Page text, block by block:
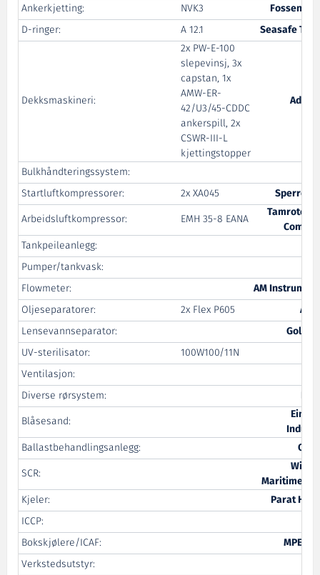
Ankerkjetting:
NVK3
Fossen
D-ringer:
A 12.1 Seasafe
Dekksmaskineri:
2x PW-E-100
slepevinsj, 3x
capstan, 1x
AMW-ER-
42/U3/45-CDDC
ankerspill, 2x
CSWR-III-L
kjettingstopper
Adria
Bulkhåndteringssystem:
Startluftkompressorer:
2x XA045
Sperre
Arbeidsluftkompressor:
EMH 35-8 EANA
Tamrotor
Tankpeileanlegg:
Pumper/tankvask:
Flowmeter:
AM
Oljeseparatorer:
2x Flex P605
Lensevannseparator:
UV-sterilisator:
100W100/11N
Ventilasjon:
Diverse rørsystem:
Blåsesand:
Einar
Ballastbehandlingsanlegg:
SCR:
Maritime
Kjeler:
Parat
ICCP:
Bokskjølere/ICAF:
MPE
Verkstedsutstyr: